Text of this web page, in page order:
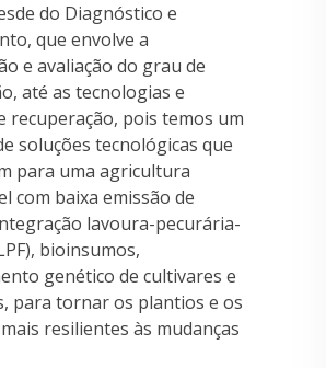
do Diagnóstico e
que envolve a
e avaliação do grau de
até as tecnologias e
recuperação, pois temos um
soluções tecnológicas que
para uma agricultura
com baixa emissão de
lavoura-pecurária-
bioinsumos,
genético de cultivares e
para tornar os plantios e os
resilientes às mudanças